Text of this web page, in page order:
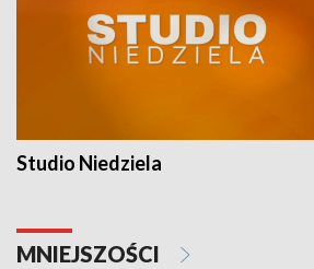
Studio Niedziela
MNIEJSZOŚCI